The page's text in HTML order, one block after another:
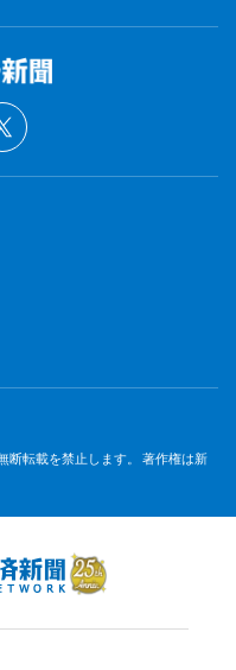
断転載を禁止します。 著作権は新